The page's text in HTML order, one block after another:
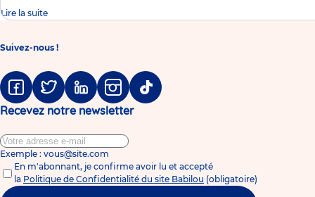
Lire la suite
Suivez-nous !
FacebookTwitter LinkedinInstagramTiktok
Recevez notre newsletter
Exemple : vous@site.com
En m'abonnant, je confirme avoir lu et accepté
la Politique de Confidentialité du site Babilou (obligatoire)